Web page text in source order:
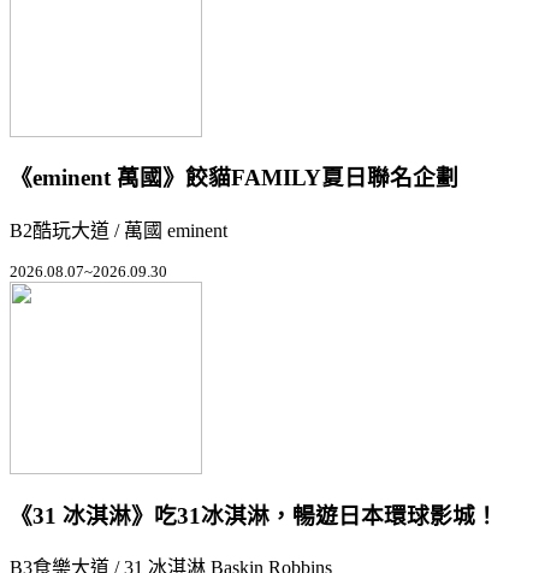
《eminent 萬國》餃貓FAMILY夏日聯名企劃
B2酷玩大道 / 萬國 eminent
2026.08.07~2026.09.30
《31 冰淇淋》吃31冰淇淋，暢遊日本環球影城！
B3食樂大道 / 31 冰淇淋 Baskin Robbins